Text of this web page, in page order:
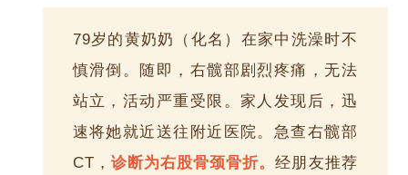
79岁的黄奶奶（化名）在家中洗澡时不
慎滑倒。随即，右髋部剧烈疼痛，无法
站立，活动严重受限。家人发现后，迅
速将她就近送往附近医院。急查右髋部
CT， 诊断为右股骨颈骨折。经朋友推荐